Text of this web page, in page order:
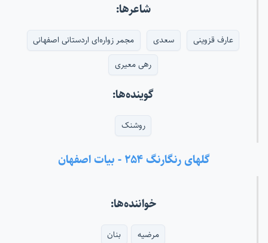
شاعرها:
عارف قزوینی سعدی
مجمر زواره‌ای اردستانی اصفهانی
رهی معیری
گوینده‌ها:
روشنک
گلهای رنگارنگ ۲۵۴ - بیات اصفهان
خواننده‌ها:
مرضیه بنان